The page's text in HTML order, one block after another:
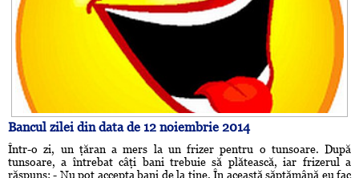
Bancul zilei din data de 12 noiembrie 2014
Într-o zi, un ţăran a mers la un frizer pentru o tunsoare. După
tunsoare, a întrebat câţi bani trebuie să plătească, iar frizerul a
răspuns: - Nu pot accepta bani de la tine. În această săptămână eu fac